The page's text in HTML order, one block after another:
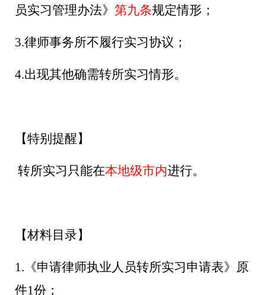
员实习管理办法》 第九条规定情形；
3.律师事务所不履行实习协议；
4.出现其他确需转所实习情形。
【特别提醒】
转所实习只能在本地级市内进行。
【材料目录】
1.《申请律师执业人员转所实习申请表》原
件1份；